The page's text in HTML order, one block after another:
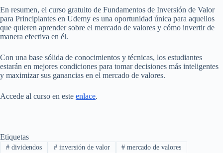
En resumen, el curso gratuito de Fundamentos de Inversión de Valor
para Principiantes en Udemy es una oportunidad única para aquellos
que quieren aprender sobre el mercado de valores y cómo invertir de
manera efectiva en él.
Con una base sólida de conocimientos y técnicas, los estudiantes
estarán en mejores condiciones para tomar decisiones más inteligentes
y maximizar sus ganancias en el mercado de valores.
Accede al curso en este enlace.
Etiquetas
#dividendos #inversión de valor # mercado de valores